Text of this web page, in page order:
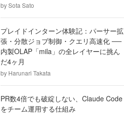
bySota Sato
プレイドインターン体験記：パーサー拡
張・分散ジョブ制御・クエリ高速化 ──
内製OLAP「mila」の全レイヤーに挑ん
だ4ヶ月
by Harunari Takata
PR数4倍でも破綻しない、Claude Code
をチーム運用する仕組み